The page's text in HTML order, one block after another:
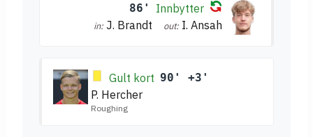
86' Innbytter
in: J. Brandt out: I. Ansah
Gult kort 90' +3'
P. Hercher
Roughing